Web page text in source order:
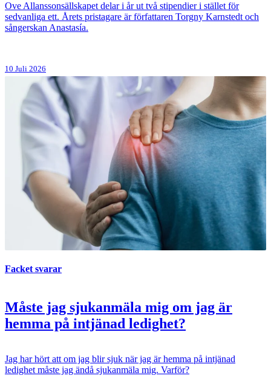
Ove Allanssonsällskapet delar i år ut två stipendier i stället för
sedvanliga ett. Årets pristagare är författaren Torgny Karnstedt och
sångerskan Anastasía.
10 Juli 2026
Facket svarar
Måste jag sjukanmäla mig om jag är
hemma på intjänad ledighet?
Jag har hört att om jag blir sjuk när jag är hemma på intjänad
ledighet måste jag ändå sjukanmäla mig. Varför?